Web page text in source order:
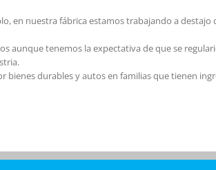
en nuestra fábrica estamos trabajando a destajo
aunque tenemos la expectativa de que se
durables y autos en familias que tienen